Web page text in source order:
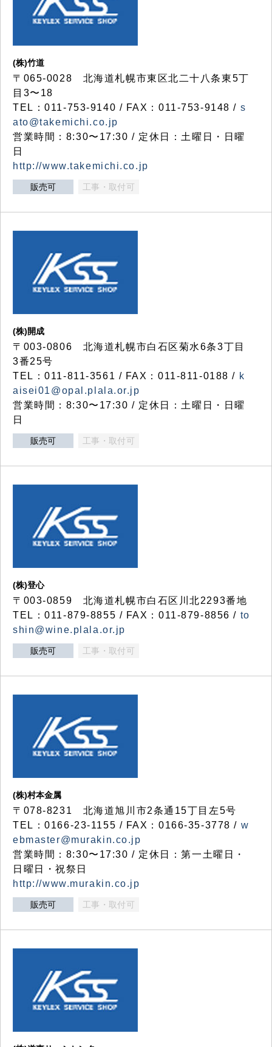
(株)竹道
〒065-0028 北海道札幌市東区北二十八条東5丁
目3〜18
TEL：011-753-9140 / FAX：011-753-9148 / s
ato@takemichi.co.jp
営業時間：8:30〜17:30 / 定休日：土曜日・日曜
日
http://www.takemichi.co.jp
販売可 工事・取付可
(株)開成
〒003-0806 北海道札幌市白石区菊水6条3丁目
3番25号
TEL：011-811-3561 / FAX：011-811-0188 / k
aisei01@opal.plala.or.jp
営業時間：8:30〜17:30 / 定休日：土曜日・日曜
日
販売可 工事・取付可
(株)登心
〒003-0859 北海道札幌市白石区川北2293番地
TEL：011-879-8855 / FAX：011-879-8856 / to
shin@wine.plala.or.jp
販売可 工事・取付可
(株)村本金属
〒078-8231 北海道旭川市2条通15丁目左5号
TEL：0166-23-1155 / FAX：0166-35-3778 / w
ebmaster@murakin.co.jp
営業時間：8:30〜17:30 / 定休日：第一土曜日・
日曜日・祝祭日
http://www.murakin.co.jp
販売可 工事・取付可